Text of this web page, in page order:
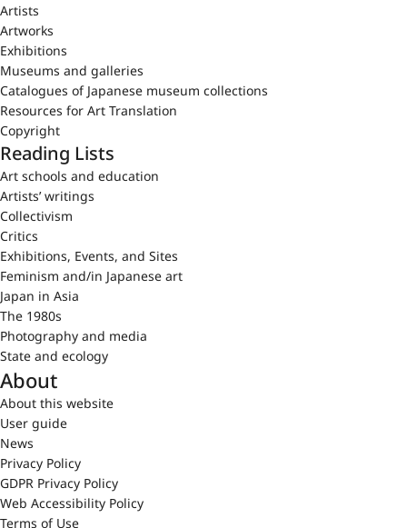
Artists
Artworks
Exhibitions
Museums and galleries
Catalogues of Japanese museum collections
Resources for Art Translation
Copyright
Reading Lists
Art schools and education
Artists’ writings
Collectivism
Critics
Exhibitions, Events, and Sites
Feminism and/in Japanese art
Japan in Asia
The 1980s
Photography and media
State and ecology
About
About this website
User guide
News
Privacy Policy
GDPR Privacy Policy
Web Accessibility Policy
Terms of Use